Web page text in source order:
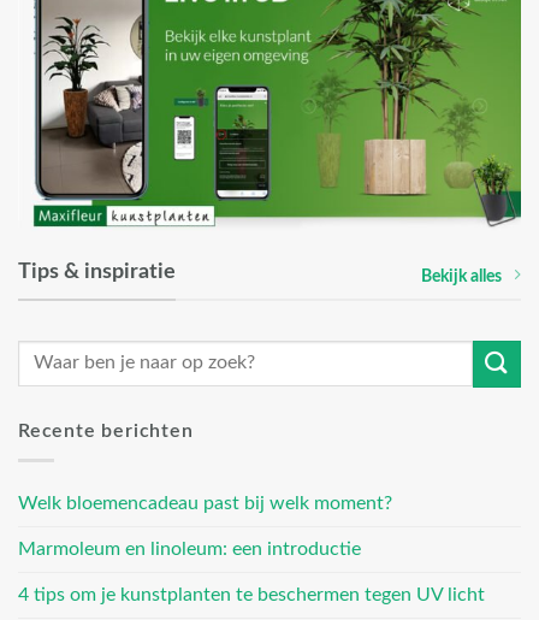
Tips & inspiratie Bekijk alles
Recente berichten
Welk bloemencadeau past bij welk moment?
Marmoleum en linoleum: een introductie
4 tips om je kunstplanten te beschermen tegen UV licht